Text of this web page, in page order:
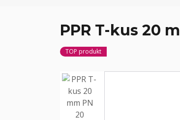
PPR T-kus 20
TOP produkt